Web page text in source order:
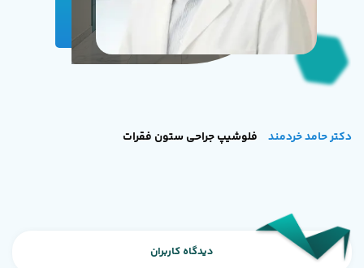
دکتر حامد خردمند فلوشیپ جراحی ستون فقرات
دیدگاه کاربران